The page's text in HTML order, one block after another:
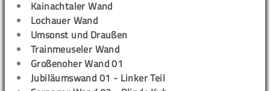
Kainachtaler Wand
Lochauer Wand
Umsonst und Draußen
Trainmeuseler Wand
Großenoher Wand 01
Jubiläumswand 01 - Linker Teil